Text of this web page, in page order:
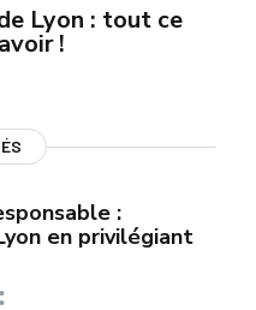
Lyon : tout ce
!
:
en privilégiant